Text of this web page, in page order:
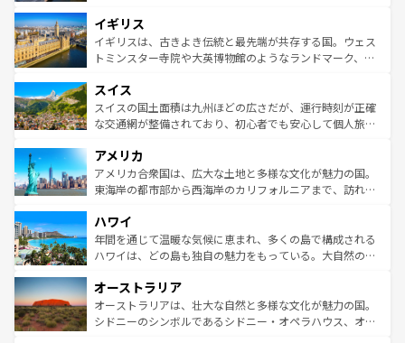
いる。シャンパンの発祥地であるランス、プロヴァンスの
香り高いラベンダー畑など、多彩な楽しみ方が可能だ。さ
らに、パリ以外の地域にも魅力が溢れており、どの街角に
れる地方に足を運ぶとそれぞれで全く異なる文化を体験で
きるだろう。 なお、新着のフランス情報はコンテンツ一覧
を参照してほしい。
顔を持つこの国は、どこを歩いても飽きることがない。ベ
ルリンの文化的活気、バイエルン州のアルプスの絶景、そ
してライン川沿いのワイン畑といった風景は必見。ビール
は、お酒好きな人にはぜひ体験してほしい。 なお、新着の
ドイツ情報はコンテンツ一覧を参照してほしい。
イギリス
イギリスは、古きよき伝統と最先端が共存する国。ウェス
トミンスター寺院や大英博物館のようなランドマーク、歴
リアごとに異なる魅力がある。また、優雅なアフタヌーン
ティー、ビール好きにはたまらない英国パブ、サッカー観
戦など、本場だからこそできる体験も豊富。イギリスを旅
ンツ一覧を参照してほしい。
スイス
スイスの国土面積は九州ほどの広さだが、運行時刻が正確
な交通網が整備されており、初心者でも安心して個人旅行
の建物がそのまま残る町や、スイスならではのユニークな
博物館もあり、アルプス観光だけでなく町歩きも満喫する
ことができる。国民の所得が高いため物価も高いが、旅行
ば市内交通費無料で観光を楽しむこともできる。 なお、新
着のスイス情報はコンテンツ一覧 を参照してほしい。
アメリカ
アメリカ合衆国は、広大な土地と多様な文化が魅力の国。
東海岸の都市部から西海岸のカリフォルニアまで、訪れる
のような巨大都市は、観光、ショッピング、エンターテイ
ンメントが詰まった刺激的なスポットだ。一方、アメリカ
西部には大自然が広がり、グランドキャニオンやイエロー
部のニューオーリンズでは、音楽と美食が融合した独特の
文化が魅力。旅行者はアメリカの各地域で異なる魅力を楽
しみながら、その多様性と豊かな歴史を感じることができ
ハワイ
年間を通じて温暖な気候に恵まれ、多くの島で構成される
ハワイは、どの島も独自の魅力をもっている。大自然の神
ワイ島は見逃せない。また、定番の観光地といえばオアフ
島だが、静かな自然を求めるならマウイ島やカウアイ島が
おすすめ。エメラルドグリーンに輝く海をはじめ、豊かな
オーストラリア
オーストラリアは、壮大な自然と多様な文化が魅力の国。
シドニーのシンボルであるシドニー・オペラハウス、オー